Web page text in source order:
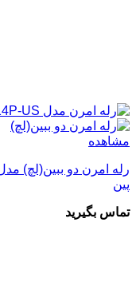
مشاهده
پین
تماس بگیرید